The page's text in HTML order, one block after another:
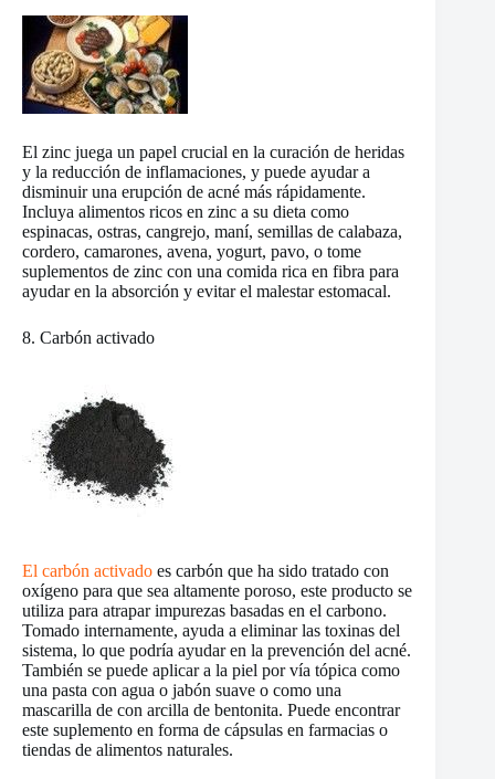
El zinc juega un papel crucial en la curación de heridas
y la reducción de inflamaciones, y puede ayudar a
disminuir una erupción de acné más rápidamente.
Incluya alimentos ricos en zinc a su dieta como
espinacas, ostras, cangrejo, maní, semillas de calabaza,
cordero, camarones, avena, yogurt, pavo, o tome
suplementos de zinc con una comida rica en fibra para
ayudar en la absorción y evitar el malestar estomacal.
8. Carbón activado
El carbón activado es carbón que ha sido tratado con
oxígeno para que sea altamente poroso, este producto se
utiliza para atrapar impurezas basadas en el carbono.
Tomado internamente, ayuda a eliminar las toxinas del
sistema, lo que podría ayudar en la prevención del acné.
También se puede aplicar a la piel por vía tópica como
una pasta con agua o jabón suave o como una
mascarilla de con arcilla de bentonita. Puede encontrar
este suplemento en forma de cápsulas en farmacias o
tiendas de alimentos naturales.